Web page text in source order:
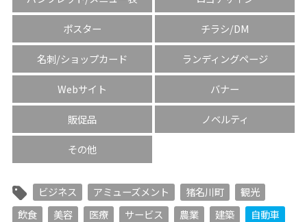
ポスター チラシ/DM
名刺/ショップカード ランディングページ
Webサイト バナー
販促品 ノベルティ
その他
ビジネス アミューズメント 猪名川町
観光
飲食
美容 医療 サービス 農業 建築
自動車